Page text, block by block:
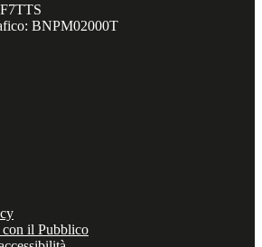
BNPM02000T
il Pubblico